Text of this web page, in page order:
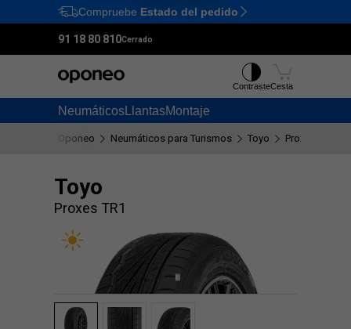
Ctrl M
Compruebe Estado del pedido
91 18 80 810Cerrado
Neumáticos LlantasMontaje
ContrasteCesta
Oponeo Neumáticos para Turismos Toyo Proxes TR1
Toyo
Proxes TR1